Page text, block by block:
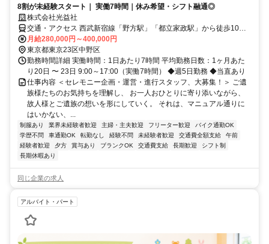
8割が未経験スタート｜ 実働7時間｜休み希望・シフト融通◎
株式会社光益社
交通・アクセス 西武新宿線「野方駅」「都立家政駅」から徒歩10分
◆車・バイク通勤OK
月給280,000円～400,000円
東京都東京23区中野区
勤務時間詳細 実働時間：1日あたり7時間 平均勤務日数：1ヶ月あた
り20日 〜 23日 9:00～17:00（実働7時間） ◆週5日勤務 ◆当直あり
仕事内容 ＜セレモニー企画・運営・進行スタッフ、大募集！＞ ご遺
族様たちのお気持ちを理解し、 お一人おひとりに寄り添いながら、
故人様とご遺族の想いを形にしていく。 それは、マニュアル通りに
はいかない、...
制服あり 業界未経験者歓迎 主婦・主夫歓迎 フリーター歓迎
バイク通勤OK
学歴不問
車通勤OK 転勤なし 経験不問 未経験者歓迎 交通費全額支給
午前
経験者歓迎
夕方 賞与あり ブランクOK 交通費支給 長期歓迎
シフト制
長期休暇あり
同じ企業の求人
アルバイト・パート